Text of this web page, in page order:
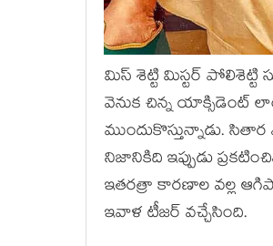
మిస్ శెట్టి మిస్టర్
వెనుక చిన్న యాక్సిడెంట్
ముందుకొస్తున్నాడు.
నిజానికిది ఇప్పుడు
ఇతరత్రా కారణాల వల్ల
ఇవాళ టీజర్ వచ్చేసింది.